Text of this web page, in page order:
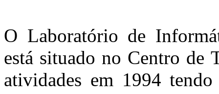
O Laboratório de
está situado no Centro de
atividades em 1994